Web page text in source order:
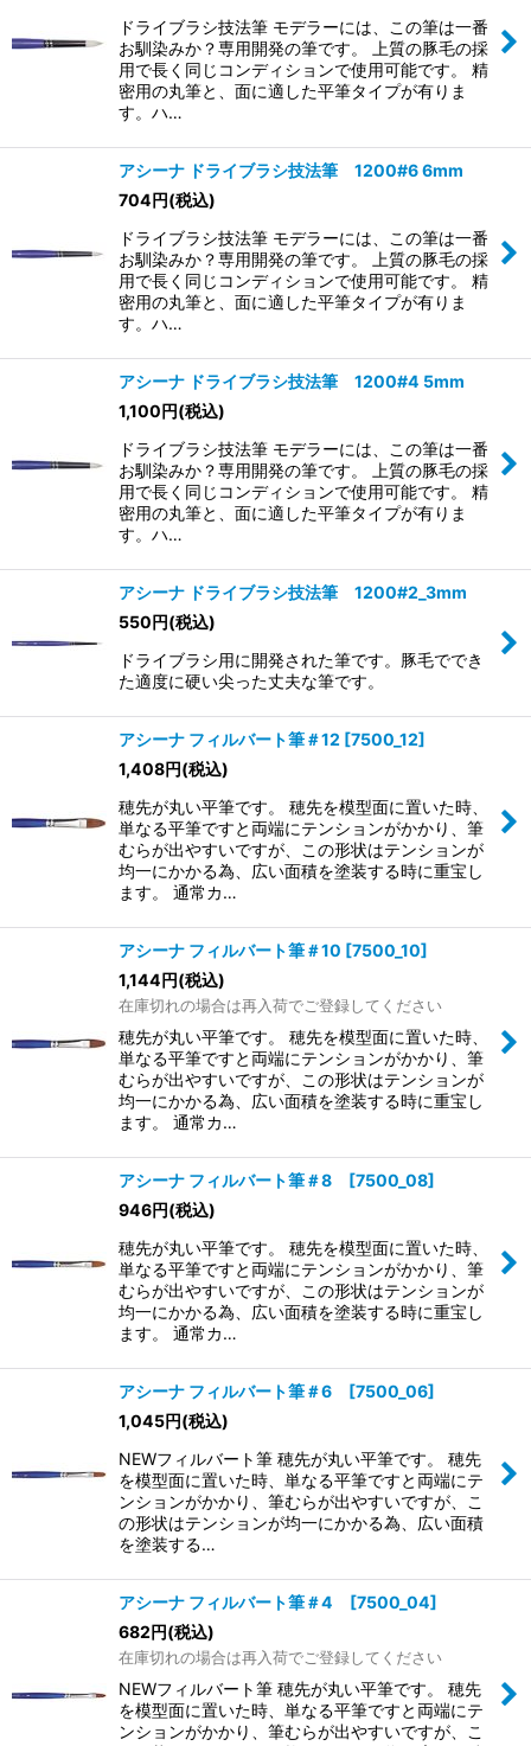
ドライブラシ技法筆 モデラーには、この筆は一番
お馴染みか？専用開発の筆です。 上質の豚毛の採
用で長く同じコンディションで使用可能です。 精
密用の丸筆と、面に適した平筆タイプが有りま
す。ハ…
アシーナ ドライブラシ技法筆 1200#6 6mm
704円(税込)
ドライブラシ技法筆 モデラーには、この筆は一番
お馴染みか？専用開発の筆です。 上質の豚毛の採
用で長く同じコンディションで使用可能です。 精
密用の丸筆と、面に適した平筆タイプが有りま
す。ハ…
アシーナ ドライブラシ技法筆 1200#4 5mm
1,100円(税込)
ドライブラシ技法筆 モデラーには、この筆は一番
お馴染みか？専用開発の筆です。 上質の豚毛の採
用で長く同じコンディションで使用可能です。 精
密用の丸筆と、面に適した平筆タイプが有りま
す。ハ…
アシーナ ドライブラシ技法筆 1200#2_3mm
550円(税込)
ドライブラシ用に開発された筆です。豚毛ででき
た適度に硬い尖った丈夫な筆です。
アシーナ フィルバート筆＃12 [7500_12]
1,408円(税込)
穂先が丸い平筆です。 穂先を模型面に置いた時、
単なる平筆ですと両端にテンションがかかり、筆
むらが出やすいですが、この形状はテンションが
均一にかかる為、広い面積を塗装する時に重宝し
ます。 通常カ…
アシーナ フィルバート筆＃10 [7500_10]
1,144円(税込)
在庫切れの場合は再入荷でご登録してください
穂先が丸い平筆です。 穂先を模型面に置いた時、
単なる平筆ですと両端にテンションがかかり、筆
むらが出やすいですが、この形状はテンションが
均一にかかる為、広い面積を塗装する時に重宝し
ます。 通常カ…
アシーナ フィルバート筆＃8 [7500_08]
946円(税込)
穂先が丸い平筆です。 穂先を模型面に置いた時、
単なる平筆ですと両端にテンションがかかり、筆
むらが出やすいですが、この形状はテンションが
均一にかかる為、広い面積を塗装する時に重宝し
ます。 通常カ…
アシーナ フィルバート筆＃6 [7500_06]
1,045円(税込)
NEWフィルバート筆 穂先が丸い平筆です。 穂先
を模型面に置いた時、単なる平筆ですと両端にテ
ンションがかかり、筆むらが出やすいですが、こ
の形状はテンションが均一にかかる為、広い面積
を塗装する…
アシーナ フィルバート筆＃4 [7500_04]
682円(税込)
在庫切れの場合は再入荷でご登録してください
NEWフィルバート筆 穂先が丸い平筆です。 穂先
を模型面に置いた時、単なる平筆ですと両端にテ
ンションがかかり、筆むらが出やすいですが、こ